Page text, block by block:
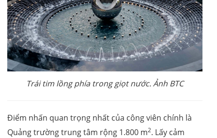
Trái tim lồng phía trong giọt nước. Ảnh BTC
Điểm nhấn quan trọng nhất của công viên chính là
Quảng trường trung tâm rộng 1.800 m2. Lấy cảm